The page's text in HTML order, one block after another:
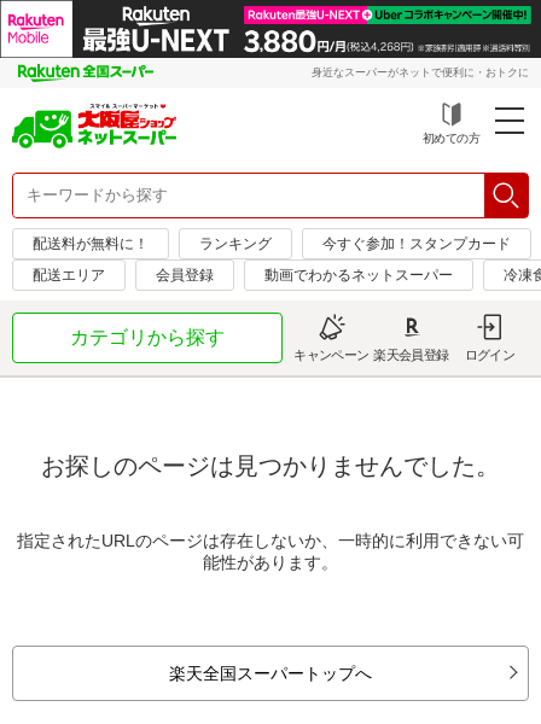
身近なスーパーがネットで便利に・おトクに
初めての方
配送料が無料に！ ランキング
今すぐ参加！スタンプカード
配送エリア
会員登録 動画でわかるネットスーパー 冷凍
カテゴリから探す
キャンペーン 楽天会員登録 ログイン
お探しのページは見つかりませんでした。
指定されたURLのページは存在しないか、一時的に利用できない可
能性があります。
楽天全国スーパートップへ